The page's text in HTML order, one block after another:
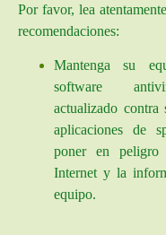
Por favor, lea
recomendaciones:
Mantenga su
software
actualizado
aplicaciones de
poner en peligro
Internet y la
equipo.